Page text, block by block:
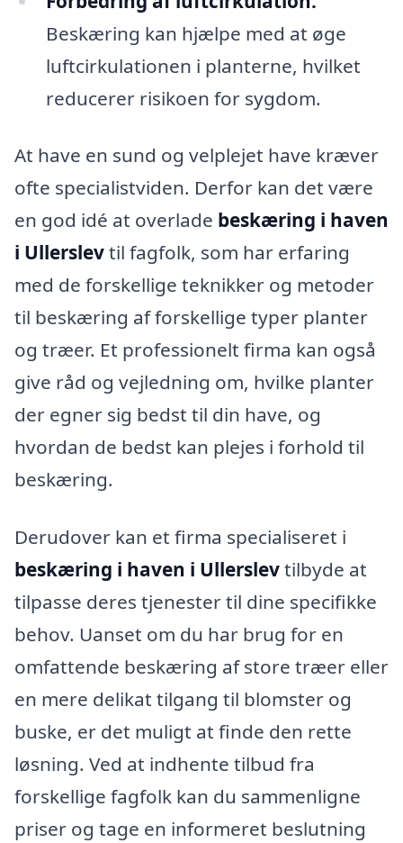
Beskæring kan hjælpe med at øge
luftcirkulationen i planterne, hvilket
reducerer risikoen for sygdom.
At have en sund og velplejet have kræver
ofte specialistviden. Derfor kan det være
en god idé at overlade beskæring i haven
i Ullerslevtil fagfolk, som har erfaring
med de forskellige teknikker og metoder
til beskæring af forskellige typer planter
og træer. Et professionelt firma kan også
give råd og vejledning om, hvilke planter
der egner sig bedst til din have, og
hvordan de bedst kan plejes i forhold til
beskæring.
Derudover kan et firma specialiseret i
beskæring i haven i Ullerslevtilbyde at
tilpasse deres tjenester til dine specifikke
behov. Uanset om du har brug for en
omfattende beskæring af store træer eller
en mere delikat tilgang til blomster og
buske, er det muligt at finde den rette
løsning. Ved at indhente tilbud fra
forskellige fagfolk kan du sammenligne
priser og tage en informeret beslutning